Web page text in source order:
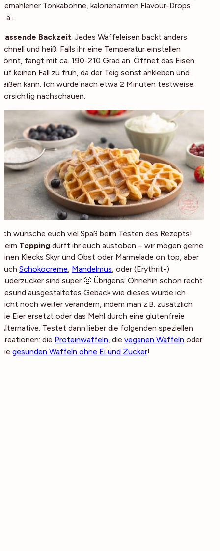
gemahlener Tonkabohne, kalorienarmen Flavour-Drops
o.ä..
Passende Backzeit: Jedes Waffeleisen backt anders
schnell und heiß. Falls ihr eine Temperatur einstellen
könnt, fangt mit ca. 190-210 Grad an. Öffnet das Eisen
auf keinen Fall zu früh, da der Teig sonst ankleben und
reißen kann. Ich würde nach etwa 2 Minuten testweise
vorsichtig nachschauen.
Ich wünsche euch viel Spaß beim Testen des Rezepts!
Beim Topping dürft ihr euch austoben – wir mögen gerne
einen Klecks Skyr und Obst oder Marmelade on top, aber
auch Schokocreme, Mandelmus, oder (Erythrit-)
Puderzucker sind super 🙂 Übrigens: Ohnehin schon recht
gesund ausgestaltetes Gebäck wie dieses würde ich
nicht noch weiter verändern, indem man z.B. zusätzlich
die Eier ersetzt oder das Mehl durch eine glutenfreie
Alternative. Testet dann lieber die folgenden speziellen
Kreationen: die Proteinwaffeln, die veganen Waffeln oder
die gesunden Waffeln ohne Ei und Zucker!